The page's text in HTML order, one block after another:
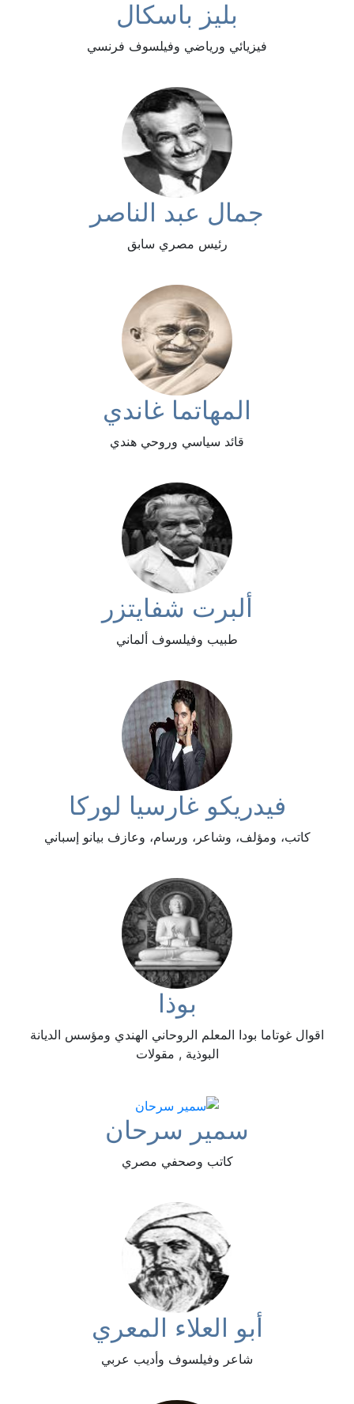
بليز باسكال
فيزيائي ورياضي وفيلسوف فرنسي
جمال عبد الناصر
رئيس مصري سابق
المهاتما غاندي
قائد سياسي وروحي هندي
ألبرت شفايتزر
طبيب وفيلسوف ألماني
فيدريكو غارسيا لوركا
كاتب، ومؤلف، وشاعر، ورسام، وعازف بيانو إسباني
بوذا
اقوال غوتاما بودا المعلم الروحاني الهندي ومؤسس الديانة
البوذية , مقولات
سمير سرحان
كاتب وصحفي مصري
أبو العلاء المعري
شاعر وفيلسوف وأديب عربي